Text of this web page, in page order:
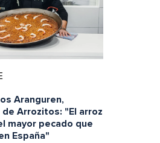
Aranguren,
Arrozitos: "El arroz
mayor pecado que
España"